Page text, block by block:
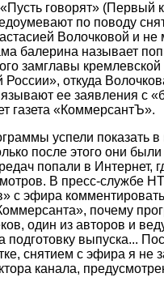
говорят» (Первый
по поводу
Волочковой и не
балерина называет
замглавы
откуда
ее заявления с
газета «КоммерсантЪ».
успели показать в
после этого они
попали в Интернет,
В пресс-службе
с эфира комментировать
почему
один из авторов и
подготовку выпуска...
снятием с эфира я не
канала,